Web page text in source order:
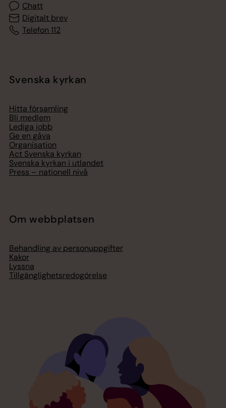
Chatt
Digitalt brev
Telefon 112
Svenska kyrkan
Hitta församling
Bli medlem
Lediga jobb
Ge en gåva
Organisation
Act Svenska kyrkan
Svenska kyrkan i utlandet
Press – nationell nivå
Om webbplatsen
Behandling av personuppgifter
Kakor
Lyssna
Tillgänglighetsredogörelse